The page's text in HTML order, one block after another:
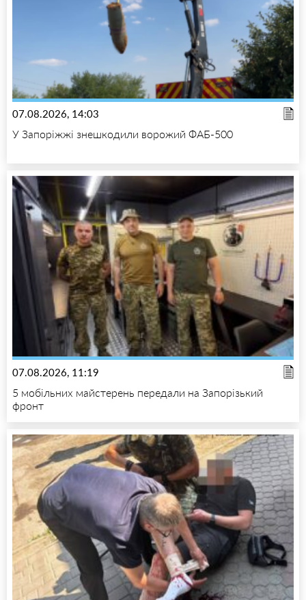
07.08.2026, 14:03
У Запоріжжі знешкодили ворожий ФАБ-500
07.08.2026, 11:19
5 мобільних майстерень передали на Запорізький
фронт